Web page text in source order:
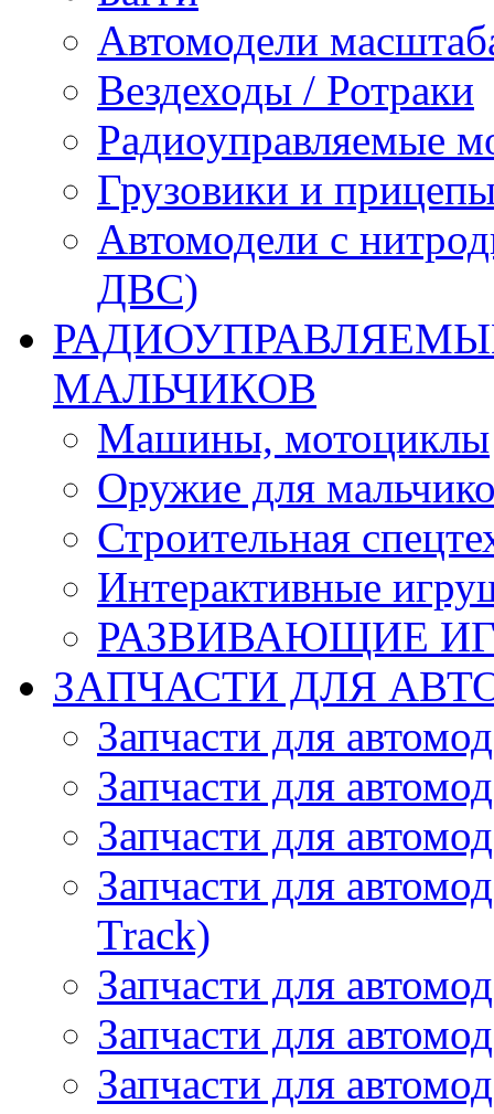
Автомодели
Вездеходы / Ротраки
Радиоуправляемые
Грузовики и
Автомодели с
ДВС)
МАЛЬЧИКОВ
Машины, мотоциклы
Оружие для
Строительная
Интерактивные
РАЗВИВАЮЩИЕ
ЗАПЧАСТИ ДЛЯ
Запчасти для
Запчасти для
Запчасти для
Запчасти для
Track)
Запчасти для
Запчасти для
Запчасти для